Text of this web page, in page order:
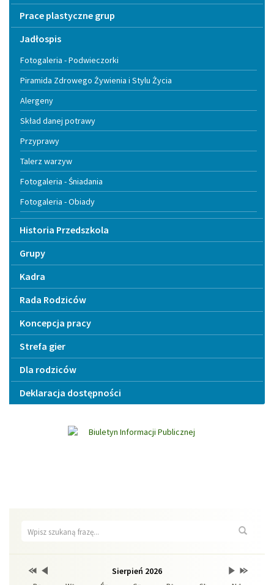
Prace plastyczne grup
Jadłospis
Fotogaleria - Podwieczorki
Piramida Zdrowego Żywienia i Stylu Życia
Alergeny
Skład danej potrawy
Przyprawy
Talerz warzyw
Fotogaleria - Śniadania
Fotogaleria - Obiady
Historia Przedszkola
Grupy
Kadra
Rada Rodziców
Koncepcja pracy
Strefa gier
Dla rodziców
Deklaracja dostępności
Wyszukiwarka
Kalendarium Lista
wydarzeń
Sierpień 2026Brak
PrzestawPrzestaw Przestaw
Przestaw